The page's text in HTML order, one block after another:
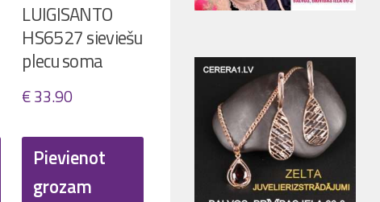
LUIGISANTO
HS6527 sieviešu
plecu soma
€33.90
Pievienot
grozam